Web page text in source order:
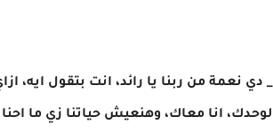
_ دي نعمة من ربنا يا رائد، انت بتقول
لوحدك، انا معاك، وهنعيش حياتنا زي ما